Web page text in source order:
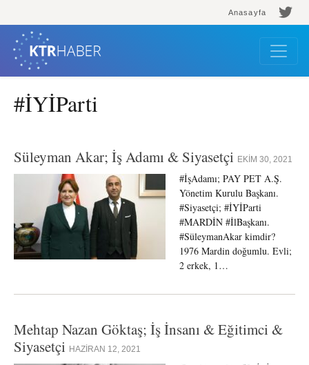
Anasayfa
#İYİParti
Süleyman Akar; İş Adamı & Siyasetçi EKIM 30, 2021
#İşAdamı; PAY PET A.Ş.
Yönetim Kurulu Başkanı.
#Siyasetçi; #İYİParti
#MARDİN #İlBaşkanı.
#SüleymanAkar kimdir?
1976 Mardin doğumlu. Evli;
2 erkek, 1…
Mehtap Nazan Göktaş; İş İnsanı & Eğitimci &
Siyasetçi HAZIRAN 12, 2021